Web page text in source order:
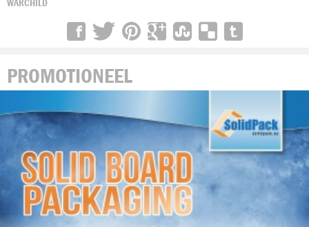
WARCHILD
PROMOTIONEEL